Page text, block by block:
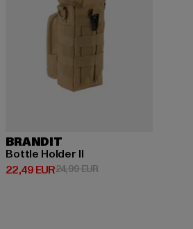
BRANDIT
Bottle Holder II
22,49 EUR
Derzeitiger Preis: 22,49 EUR
24,99 EURAktionspreis: 24,99 EUR